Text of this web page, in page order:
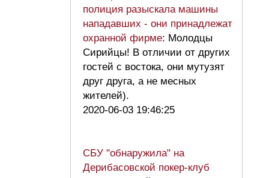
полиция разыскала машины
нападавших - они принадлежат
охранной фирме: Молодцы
Сирийцы! В отличии от других
гостей с востока, они мутузят
друг друга, а не месных
жителей).
2020-06-03 19:46:25
СБУ "обнаружила" на
Дерибасовской покер-клуб